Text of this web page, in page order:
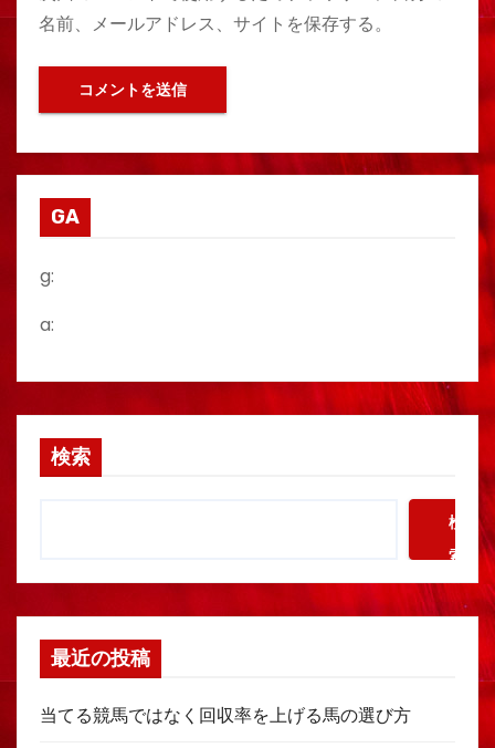
名前、メールアドレス、サイトを保存する。
GA
g:
a:
検索
検
索
最近の投稿
当てる競馬ではなく回収率を上げる馬の選び方